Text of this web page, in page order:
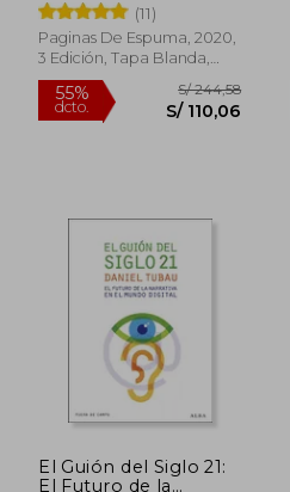
(11)
Paginas De Espuma, 2020,
3 Edición, Tapa Blanda,
Nuevo
El Guión del Siglo 21:
El Futuro de la